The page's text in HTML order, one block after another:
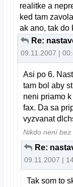
realitke a
ked tam
ak ano, tak do
09.11.2007 |
Asi po 6.
tam bol aby
neni priamo
fax. Da sa
vyzvanat
Nikdo není bez
09.11.2007 |
Tak som to